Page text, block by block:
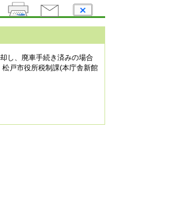
し、廃車手続き済みの場合
戸市役所税制課(本庁舎新館